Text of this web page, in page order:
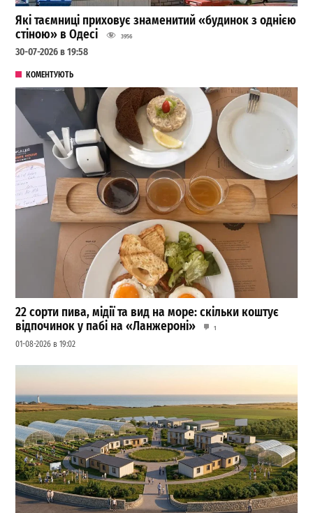
Які таємниці приховує знаменитий «будинок з однією
стіною» в Одесі
3956
30-07-2026 в 19:58
КОМЕНТУЮТЬ
22 сорти пива, мідії та вид на море: скільки коштує
відпочинок у пабі на «Ланжероні»
1
01-08-2026 в 19:02